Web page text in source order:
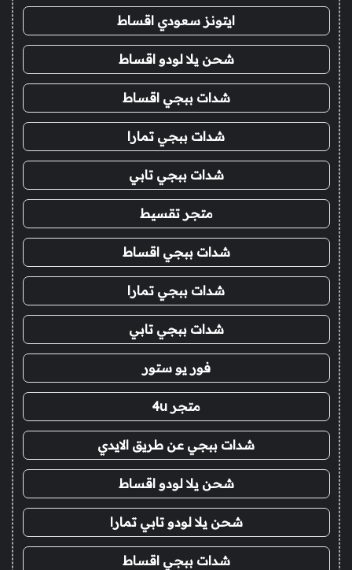
ايتونز سعودي اقساط
شحن يلا لودو اقساط
شدات ببجي اقساط
شدات ببجي تمارا
شدات ببجي تابي
متجر تقسيط
شدات ببجي اقساط
شدات ببجي تمارا
شدات ببجي تابي
فور يو ستور
متجر 4u
شدات ببجي عن طريق الايدي
شحن يلا لودو اقساط
شحن يلا لودو تابي تمارا
شدات ببجي اقساط